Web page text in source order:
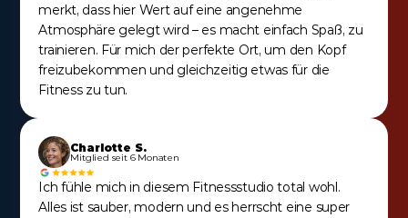
Charlotte S.
Mitglied seit 6 Monaten
Ich fühle mich in diesem Fitnessstudio total wohl.
Alles ist sauber, modern und es herrscht eine super
merkt, dass hier Wert auf eine angenehme
Atmosphäre gelegt wird – es macht einfach Spaß, zu
trainieren. Für mich der perfekte Ort, um den Kopf
freizubekommen und gleichzeitig etwas für die
Fitness zu tun.